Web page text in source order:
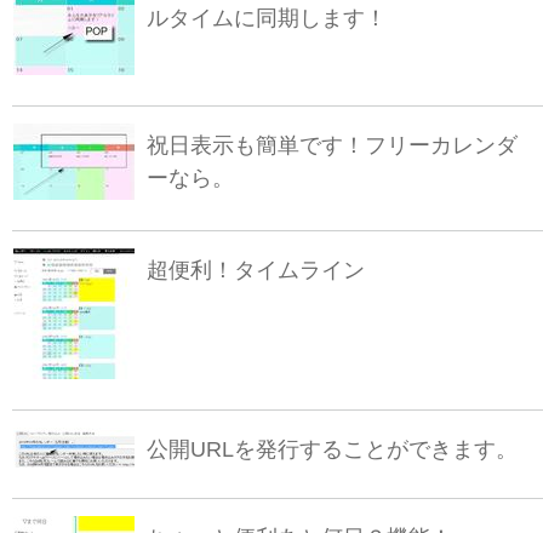
ルタイムに同期します！
祝日表示も簡単です！フリーカレンダ
ーなら。
超便利！タイムライン
公開URLを発行することができます。